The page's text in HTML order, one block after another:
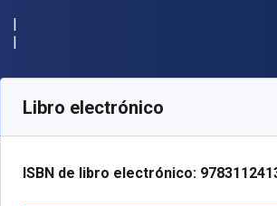
Código de referencia:
Libro electrónico
ISBN de libro electrónico: